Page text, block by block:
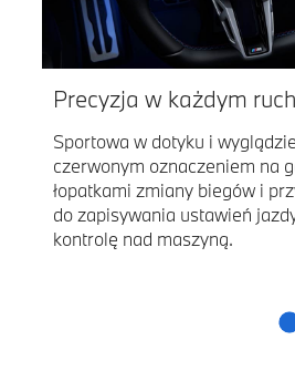
Precyzja w każdym
Sportowa w dotyku i
czerwonym oznaczeniem na
łopatkami zmiany biegów i
do zapisywania ustawień
kontrolę nad maszyną.